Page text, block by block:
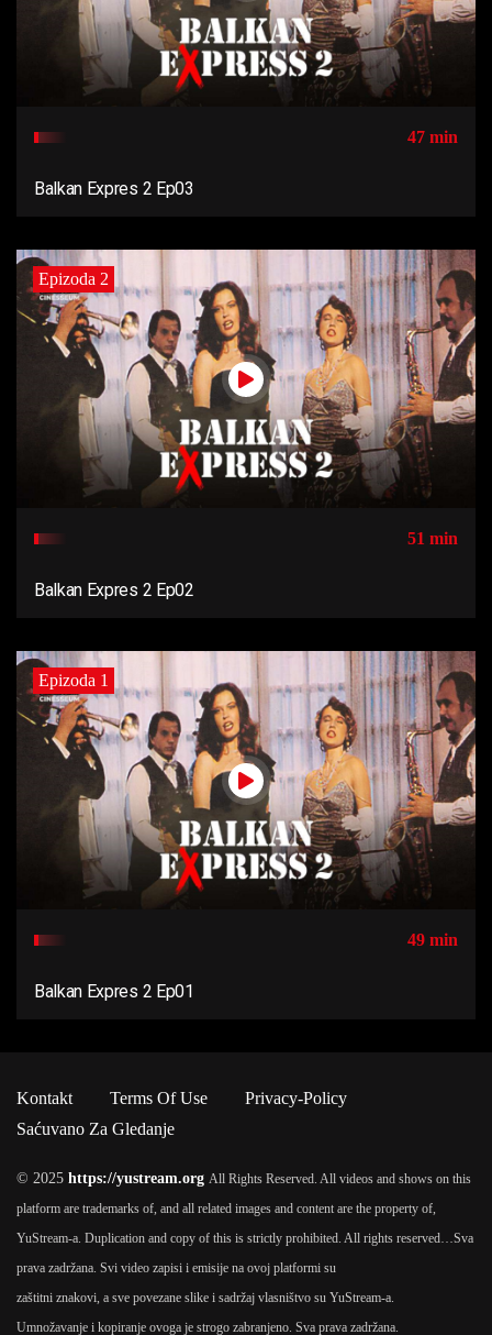
47 min
Balkan Expres 2 Ep03
Epizoda 2
51 min
Balkan Expres 2 Ep02
Epizoda 1
49 min
Balkan Expres 2 Ep01
Kontakt Terms Of Use
Privacy-Policy
Saćuvano Za Gledanje
© 2025 https://yustream.org All Rights Reserved. All videos and shows on this
platform are trademarks of, and all related images and content are the property of,
YuStream-a. Duplication and copy of this is strictly prohibited. All rights reserved…Sva
prava zadržana. Svi video zapisi i emisije na ovoj platformi su
zaštitni znakovi, a sve povezane slike i sadržaj vlasništvo su YuStream-a.
Umnožavanje i kopiranje ovoga je strogo zabranjeno. Sva prava zadržana.